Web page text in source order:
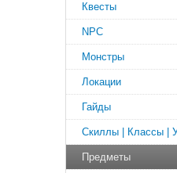
Квесты
NPC
Монстры
Локации
Гайды
Скиллы | Классы |
Предметы